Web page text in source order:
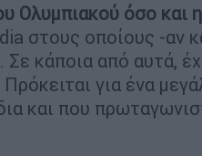
Ολυμπιακού όσο και
στους οποίους -αν
κάποια από αυτά,
για ένα
και που